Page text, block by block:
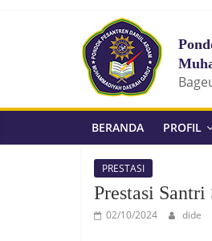
BERANDA PROFIL
PRESTASI
Prestasi Santri
02/10/2024 dide